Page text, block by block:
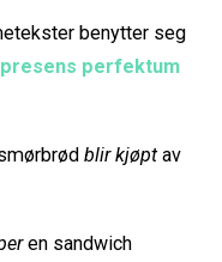
benytter seg
presens perfektum
blir kjøptav
en sandwich